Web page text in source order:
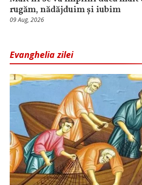
rugăm, nădăjduim și iubim
09 Aug, 2026
Evanghelia zilei